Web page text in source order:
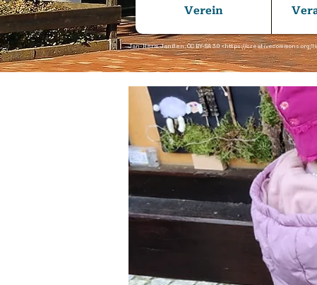
Jan-Herm Janßen, CC BY-SA 3.0 <https://creativecommons.org/
Verein